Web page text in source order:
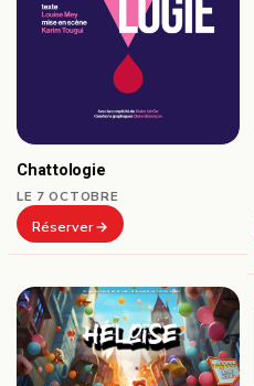
Chattologie
LE 7 OCTOBRE
Réserver